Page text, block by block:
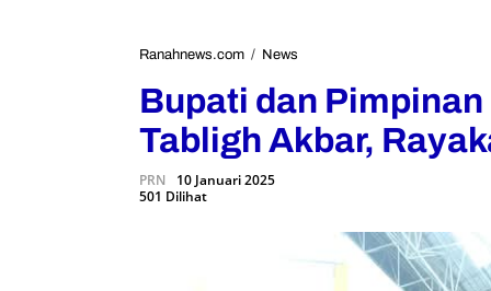
Ranahnews.com / News
p
t
Bupati dan
Tabligh Akbar,
PRN
10 Januari 2025
501 Dilihat